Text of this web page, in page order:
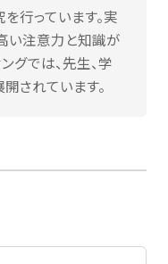
行っています。実
い注意力と知識が
グでは、先生、学
されています。